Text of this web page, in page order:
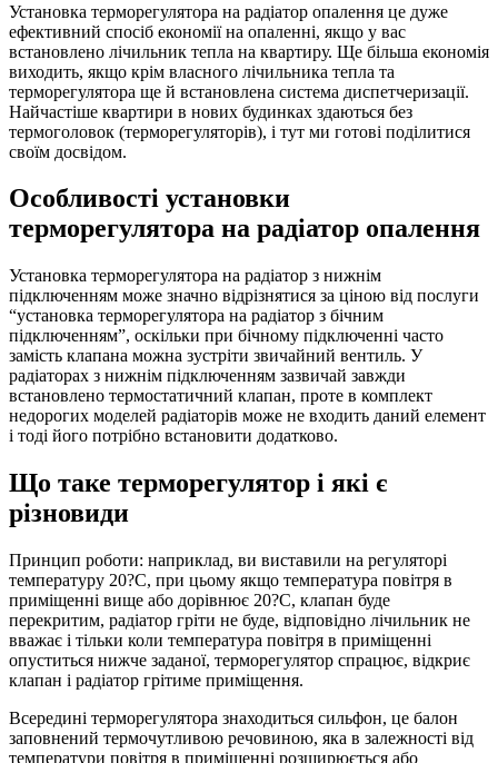
Установка терморегулятора на радіатор опалення це дуже
ефективний спосіб економії на опаленні, якщо у вас
встановлено лічильник тепла на квартиру. Ще більша економія
виходить, якщо крім власного лічильника тепла та
терморегулятора ще й встановлена система диспетчеризації.
Найчастіше квартири в нових будинках здаються без
термоголовок (терморегуляторів), і тут ми готові поділитися
своїм досвідом.
Особливості установки
терморегулятора на радіатор опалення
Установка терморегулятора на радіатор з нижнім
підключенням може значно відрізнятися за ціною від послуги
“установка терморегулятора на радіатор з бічним
підключенням”, оскільки при бічному підключенні часто
замість клапана можна зустріти звичайний вентиль. У
радіаторах з нижнім підключенням зазвичай завжди
встановлено термостатичний клапан, проте в комплект
недорогих моделей радіаторів може не входить даний елемент
і тоді його потрібно встановити додатково.
Що таке терморегулятор і які є
різновиди
Принцип роботи: наприклад, ви виставили на регуляторі
температуру 20?С, при цьому якщо температура повітря в
приміщенні вище або дорівнює 20?С, клапан буде
перекритим, радіатор гріти не буде, відповідно лічильник не
вважає і тільки коли температура повітря в приміщенні
опуститься нижче заданої, терморегулятор спрацює, відкриє
клапан і радіатор грітиме приміщення.
Всередині терморегулятора знаходиться сильфон, це балон
заповнений термочутливою речовиною, яка в залежності від
температури повітря в приміщенні розширюється або